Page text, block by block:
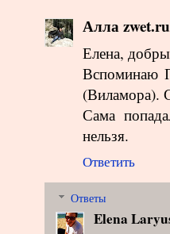
Алла zwet.ru
Елена,
Вспоминаю
(Виламора).
Сама
нельзя.
Ответить
Ответы
Elena